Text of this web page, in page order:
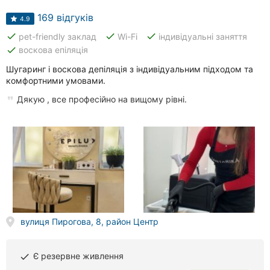
Київ
Харків
Запоріжжя
Дніпро
Кривий
Ріг
Миколаїв
Херсон
Чернігів
4.9 169 відгуків
done pet-friendly заклад done Wi-Fi done індивідуальні заняття
done воскова епіляція
Шугаринг і воскова депіляція з індивідуальним підходом та
комфортними умовами.
Дякую , все професійно на вищому рівні.
вулиця Пирогова, 8, район Центр
done Є резервне живлення